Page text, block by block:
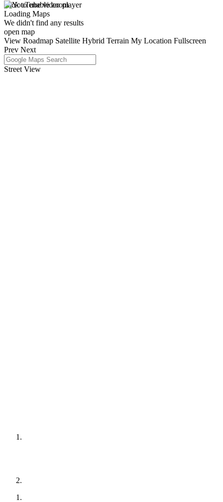
click to enable zoom
Loading Maps
We didn't find any results
open map
View Roadmap Satellite Hybrid Terrain My Location Fullscreen
Prev Next
Street View